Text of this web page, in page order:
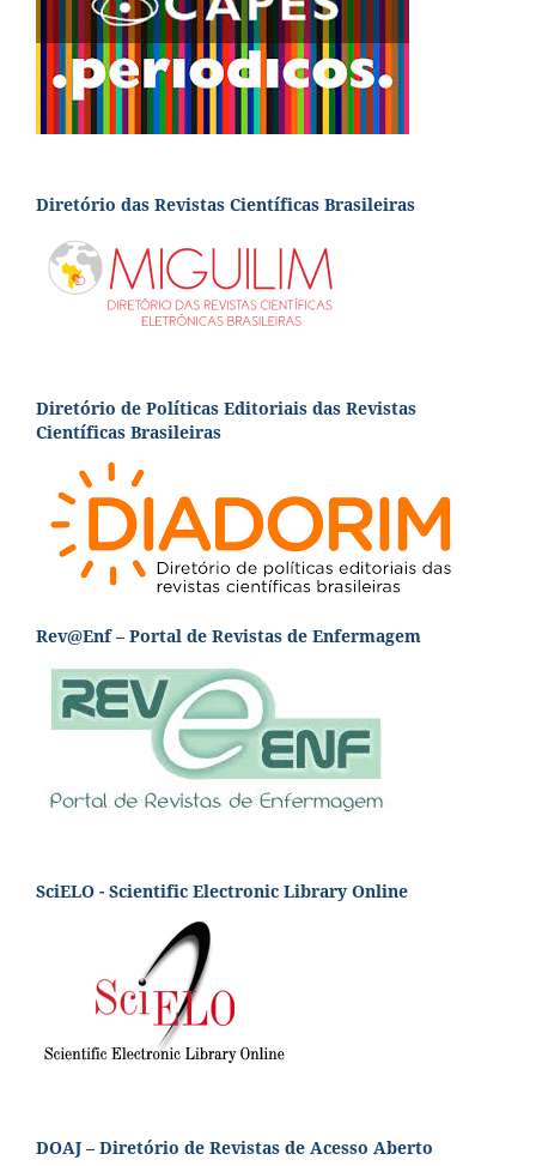
Diretório das Revistas Científicas Brasileiras
Diretório de Políticas Editoriais das Revistas
Científicas Brasileiras
Rev@Enf – Portal de Revistas de Enfermagem
SciELO - Scientific Electronic Library Online
DOAJ – Diretório de Revistas de Acesso Aberto